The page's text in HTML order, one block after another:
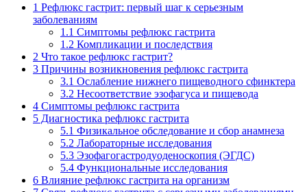
1 Рефлюкс гастрит: первый шаг к серьезным
заболеваниям
1.1 Симптомы рефлюкс гастрита
1.2 Компликации и последствия
2 Что такое рефлюкс гастрит?
3 Причины возникновения рефлюкс гастрита
3.1 Ослабление нижнего пищеводного сфинктера
3.2 Несоответствие эзофагуса и пищевода
4 Симптомы рефлюкс гастрита
5 Диагностика рефлюкс гастрита
5.1 Физикальное обследование и сбор анамнеза
5.2 Лабораторные исследования
5.3 Эзофагогастродуоденоскопия (ЭГДС)
5.4 Функциональные исследования
6 Влияние рефлюкс гастрита на организм